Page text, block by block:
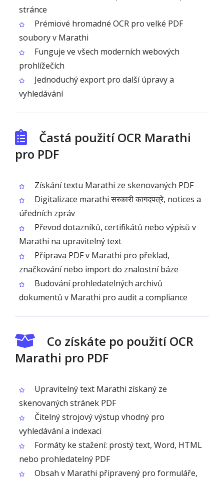
stránce
Prémiové hromadné OCR pro velké PDF
soubory v Marathi
Funguje ve všech moderních webových
prohlížečích
Jednoduchý export pro další úpravy a
vyhledávání
Častá použití OCR Marathi
pro PDF
Získání textu Marathi ze skenovaných PDF
Digitalizace marathi सरकारी कागदपत्रे, notices a
úředních zpráv
Převod dotazníků, certifikátů nebo výpisů v
Marathi na upravitelný text
Příprava PDF v Marathi pro překlad,
značkování nebo import do znalostní báze
Budování prohledatelných archivů
dokumentů v Marathi pro audit a compliance
Co získáte po použití OCR
Marathi pro PDF
Upravitelný text Marathi získaný ze
skenovaných stránek PDF
Čitelný strojový výstup vhodný pro
vyhledávání a indexaci
Formáty ke stažení: prostý text, Word, HTML
nebo prohledatelný PDF
Obsah v Marathi připravený pro formuláře,